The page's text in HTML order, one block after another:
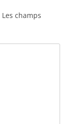
Les champs